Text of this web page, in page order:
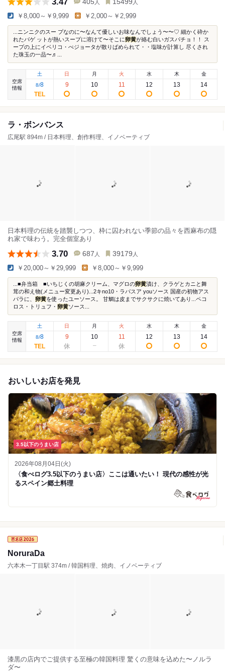
405 人 15499 人
￥8,000～￥9,999 ￥2,000～￥2,999
...ニンニクのスー プなのに〜なんて優しいお味なんでしょう〜〜♡ 細かく砕か
れたバゲ ットが熱いスープに溶けて〜そこに卵黄が絡む白いガスパチョ！！ ス
ープの上にイベリコ・ぺジョータが散りばめられて・・塩味が計算し 尽くされ
た珠玉の一品〜♬...
空席
情報
土
8/8
日
9
月
10
火
11
水
12
木
13
金
14
ラ・ボンバンス
広尾駅 894m / 日本料理、創作料理、イノベーティブ
日本料理の伝統を踏襲しつつ、枠に囚われない季節の品々を西麻布の隠
れ家で味わう。完全個室あり
3.70 687 人 39179 人
￥20,000～￥29,999 ￥8,000～￥9,999
...■弁当箱 ■いちじくの胡麻クリーム、マグロの卵黄漬け、クラゲとカニと舞
茸の和え物(メニュー変更あり)...2キno10・ラパスア youソース 国産の初物アス
パラに、 卵黄を使ったユーソース。 甘鯛は皮までサクサクに焼いてあり...ペコ
ロス・トリュフ・ 卵黄ソース...
空席
情報
土
8/8
日
9
月
10
火
11
水
12
木
13
金
14
おいしいお店を発見
3.5以下のうまい店
2026年08月04日(火)
〈食べログ3.5以下のうまい店〉ここは通いたい！ 現代の感性が光
るスペイン郷土料理
NoruraDa
六本木一丁目駅 374m / 韓国料理、焼肉、イノベーティブ
漆黒の店内でご提供する至極の韓国料理 驚くの意味を込めた〜ノルラ
ダ〜